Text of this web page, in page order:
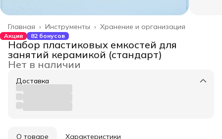
Хранение и организация
Инструменты ›
Главная ›
Акция 82 бонусов
Набор пластиковых емкостей для
занятий керамикой (стандарт)
Нет в наличии
Доставка
О товаре Характеристики